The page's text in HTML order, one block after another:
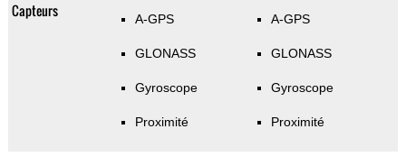
Capteurs A-GPS
GLONASS
Gyroscope
Proximité
A-GPS
GLONASS
Gyroscope
Proximité